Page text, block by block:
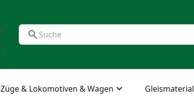
Züge & Lokomotiven & Wagen Gleismaterial